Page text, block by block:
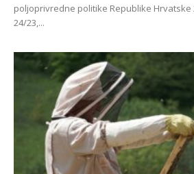
poljoprivredne politike Republike Hrvatske
24/23,...